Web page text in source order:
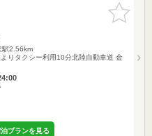
お気に入
りに追加
駅2.56km
りタクシー利用10分北陸自動車道 金
プランを見る